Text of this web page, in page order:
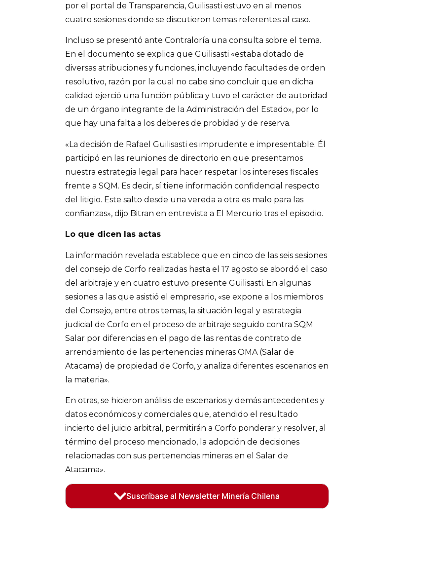
por el portal de Transparencia, Guilisasti estuvo en al menos
cuatro sesiones donde se discutieron temas referentes al caso.
Incluso se presentó ante Contraloría una consulta sobre el tema.
En el documento se explica que Guilisasti «estaba dotado de
diversas atribuciones y funciones, incluyendo facultades de orden
resolutivo, razón por la cual no cabe sino concluir que en dicha
calidad ejerció una función pública y tuvo el carácter de autoridad
de un órgano integrante de la Administración del Estado», por lo
que hay una falta a los deberes de probidad y de reserva.
«La decisión de Rafael Guilisasti es imprudente e impresentable. Él
participó en las reuniones de directorio en que presentamos
nuestra estrategia legal para hacer respetar los intereses fiscales
frente a SQM. Es decir, sí tiene información confidencial respecto
del litigio. Este salto desde una vereda a otra es malo para las
confianzas», dijo Bitran en entrevista a El Mercurio tras el episodio.
Lo que dicen las actas
La información revelada establece que en cinco de las seis sesiones
del consejo de Corfo realizadas hasta el 17 agosto se abordó el caso
del arbitraje y en cuatro estuvo presente Guilisasti. En algunas
sesiones a las que asistió el empresario, «se expone a los miembros
del Consejo, entre otros temas, la situación legal y estrategia
judicial de Corfo en el proceso de arbitraje seguido contra SQM
Salar por diferencias en el pago de las rentas de contrato de
arrendamiento de las pertenencias mineras OMA (Salar de
Atacama) de propiedad de Corfo, y analiza diferentes escenarios en
la materia».
En otras, se hicieron análisis de escenarios y demás antecedentes y
datos económicos y comerciales que, atendido el resultado
incierto del juicio arbitral, permitirán a Corfo ponderar y resolver, al
término del proceso mencionado, la adopción de decisiones
relacionadas con sus pertenencias mineras en el Salar de
Atacama».
Suscríbase al Newsletter Minería Chilena